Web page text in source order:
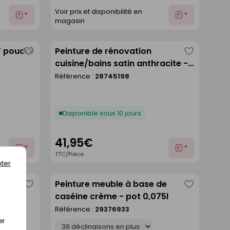
Ajouter
Voir prix et disponibilité en
magasin
Ajouter
poudré
Ajouter
Enregistrer
comme
Peinture de rénovation
cuisine/bains satin anthracite -
pot de 1 l
Référence : 28745198
Disponible sous 10 jours
41,95€
TTC/Pièce
Ajouter
comme
Enregistrer
comme
Peinture meuble à base de
caséine crème - pot 0,075l
Référence : 29376933